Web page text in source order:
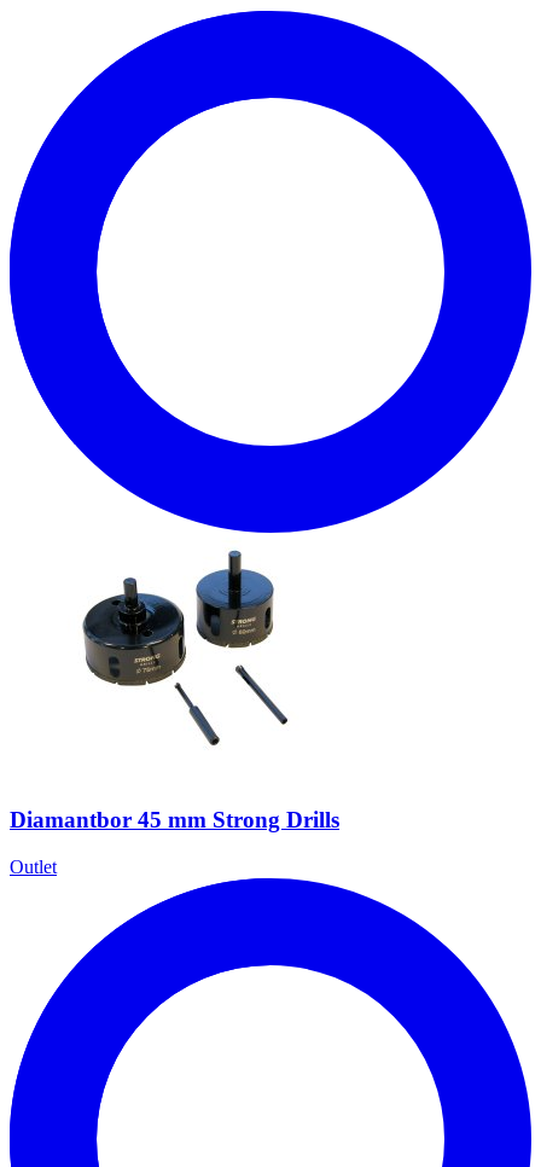
Diamantbor 45 mm Strong Drills
Outlet